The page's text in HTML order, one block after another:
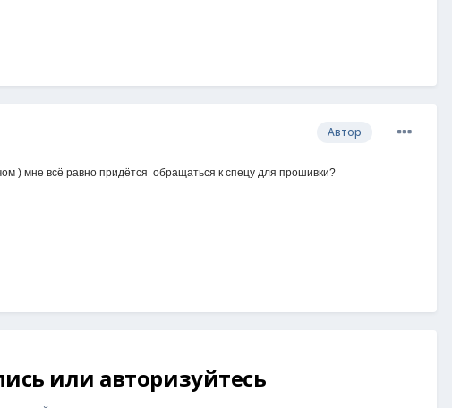
Автор
) мне всё равно придётся обращаться к спецу для прошивки?
или авторизуйтесь